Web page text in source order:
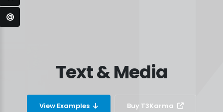
Text & Media
View Examples Buy T3Karma